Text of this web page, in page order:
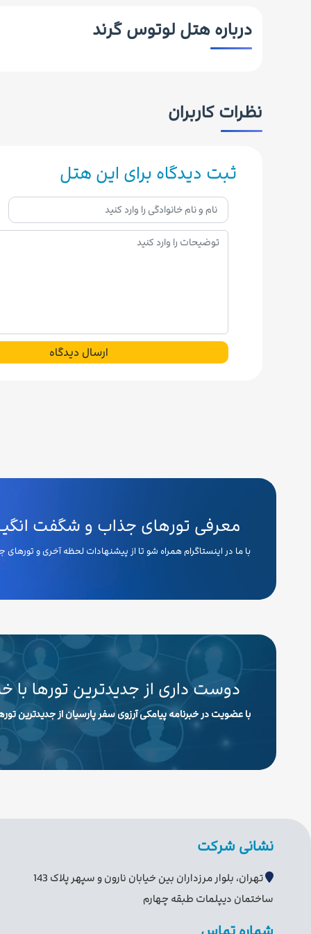
درباره هتل لوتوس گرند
نظرات کاربران
ثبت دیدگاه برای این هتل
ارسال دیدگاه
معرفی تورهای جذاب و شگفت
با ما در اینستاگرام همراه شو تا از پیشنهادات لحظه آخری و
دوست داری از جدیدترین تورها با
با عضویت در خبرنامه پیامکی آرزوی سفر پارسیان از جدیدترین
نشانی شرکت
تهران، بلوار مرزداران بین خیابان نارون و سپهر پلاک 143
ساختمان دیپلمات طبقه چهارم